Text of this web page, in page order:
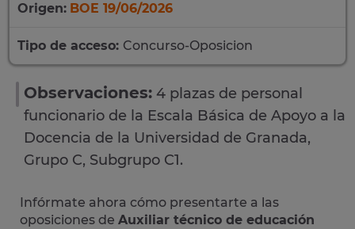
Origen: BOE 19/06/2026
Tipo de acceso: Concurso-Oposicion
Observaciones: 4 plazas de personal
funcionario de la Escala Básica de Apoyo a la
Docencia de la Universidad de Granada,
Grupo C, Subgrupo C1.
Infórmate ahora cómo presentarte a las
oposiciones de Auxiliar técnico de educación